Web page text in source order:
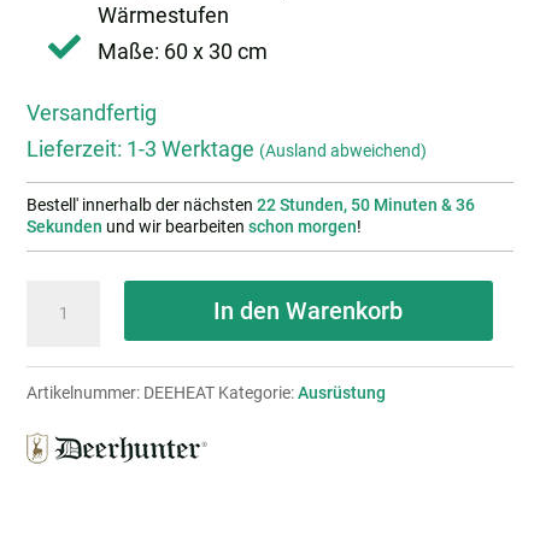
Wärmestufen
Maße: 60 x 30 cm
Versandfertig
Lieferzeit: 1-3 Werktage (Ausland abweichend)
Bestell' innerhalb der nächsten22 Stunden, 50 Minuten & 35
Sekunden und wir bearbeitenschon morgen!
Sitzkissen
faltbar
Menge
In den Warenkorb
Artikelnummer: DEEHEAT Kategorie:Ausrüstung